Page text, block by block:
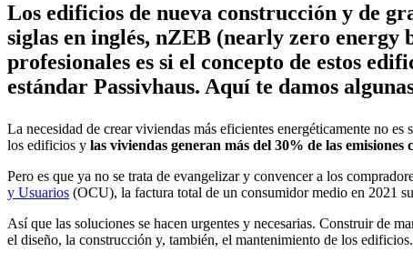
Los edificios de nueva construcción y de
siglas en inglés, nZEB (nearly zero energy
profesionales es si el concepto de estos
estándar Passivhaus. Aquí te damos
La necesidad de crear viviendas más eficientes energéticamente no
los edificios y las viviendas generan más del 30% de las emisiones
Pero es que ya no se trata de evangelizar y convencer a los
y Usuarios (OCU), la factura total de un consumidor medio en 2021
Así que las soluciones se hacen urgentes y necesarias. Construir de
el diseño, la construcción y, también, el mantenimiento de los edificios.